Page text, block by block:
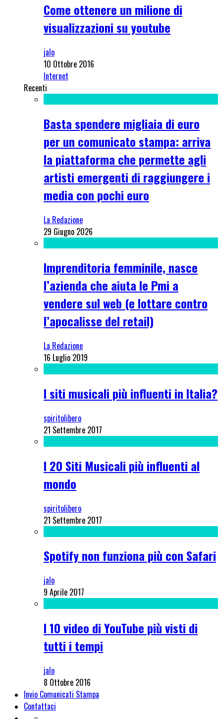
Come ottenere un milione di
visualizzazioni su youtube
jalo
10 Ottobre 2016
Internet
Recenti
Basta spendere migliaia di euro
per un comunicato stampa: arriva
la piattaforma che permette agli
artisti emergenti di raggiungere i
media con pochi euro
La Redazione
29 Giugno 2026
Imprenditoria femminile, nasce
l’azienda che aiuta le Pmi a
vendere sul web (e lottare contro
l’apocalisse del retail)
La Redazione
16 Luglio 2019
I siti musicali più influenti in Italia?
spiritolibero
21 Settembre 2017
I 20 Siti Musicali più influenti al
mondo
spiritolibero
21 Settembre 2017
Spotify non funziona più con Safari
jalo
9 Aprile 2017
I 10 video di YouTube più visti di
tutti i tempi
jalo
8 Ottobre 2016
Invio Comunicati Stampa
Contattaci